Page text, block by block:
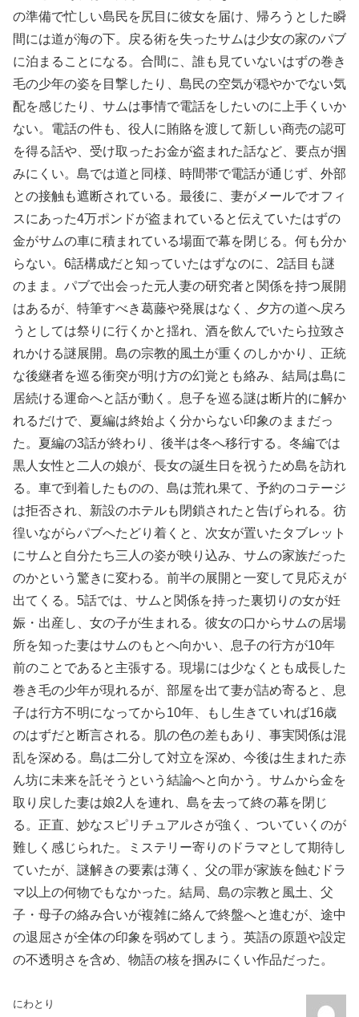
の準備で忙しい島民を尻目に彼女を届け、帰ろうとした瞬
間には道が海の下。戻る術を失ったサムは少女の家のパブ
に泊まることになる。合間に、誰も見ていないはずの巻き
毛の少年の姿を目撃したり、島民の空気が穏やかでない気
配を感じたり、サムは事情で電話をしたいのに上手くいか
ない。電話の件も、役人に賄賂を渡して新しい商売の認可
を得る話や、受け取ったお金が盗まれた話など、要点が掴
みにくい。島では道と同様、時間帯で電話が通じず、外部
との接触も遮断されている。最後に、妻がメールでオフィ
スにあった4万ポンドが盗まれていると伝えていたはずの
金がサムの車に積まれている場面で幕を閉じる。何も分か
らない。6話構成だと知っていたはずなのに、2話目も謎
のまま。パブで出会った元人妻の研究者と関係を持つ展開
はあるが、特筆すべき葛藤や発展はなく、夕方の道へ戻ろ
うとしては祭りに行くかと揺れ、酒を飲んでいたら拉致さ
れかける謎展開。島の宗教的風土が重くのしかかり、正統
な後継者を巡る衝突が明け方の幻覚とも絡み、結局は島に
居続ける運命へと話が動く。息子を巡る謎は断片的に解か
れるだけで、夏編は終始よく分からない印象のままだっ
た。夏編の3話が終わり、後半は冬へ移行する。冬編では
黒人女性と二人の娘が、長女の誕生日を祝うため島を訪れ
る。車で到着したものの、島は荒れ果て、予約のコテージ
は拒否され、新設のホテルも閉鎖されたと告げられる。彷
徨いながらパブへたどり着くと、次女が置いたタブレット
にサムと自分たち三人の姿が映り込み、サムの家族だった
のかという驚きに変わる。前半の展開と一変して見応えが
出てくる。5話では、サムと関係を持った裏切りの女が妊
娠・出産し、女の子が生まれる。彼女の口からサムの居場
所を知った妻はサムのもとへ向かい、息子の行方が10年
前のことであると主張する。現場には少なくとも成長した
巻き毛の少年が現れるが、部屋を出て妻が詰め寄ると、息
子は行方不明になってから10年、もし生きていれば16歳
のはずだと断言される。肌の色の差もあり、事実関係は混
乱を深める。島は二分して対立を深め、今後は生まれた赤
ん坊に未来を託そうという結論へと向かう。サムから金を
取り戻した妻は娘2人を連れ、島を去って終の幕を閉じ
る。正直、妙なスピリチュアルさが強く、ついていくのが
難しく感じられた。ミステリー寄りのドラマとして期待し
ていたが、謎解きの要素は薄く、父の罪が家族を蝕むドラ
マ以上の何物でもなかった。結局、島の宗教と風土、父
子・母子の絡み合いが複雑に絡んで終盤へと進むが、途中
の退屈さが全体の印象を弱めてしまう。英語の原題や設定
の不透明さを含め、物語の核を掴みにくい作品だった。
にわとり